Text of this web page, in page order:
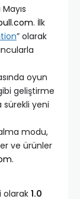
. İlk
” olarak
oyun
geliştirme
yeni
modu,
ve ürünler
.
olarak 1.0